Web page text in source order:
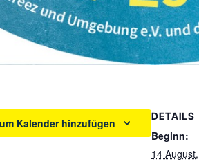
Kalender hinzufügen
DETAILS
Beginn:
14